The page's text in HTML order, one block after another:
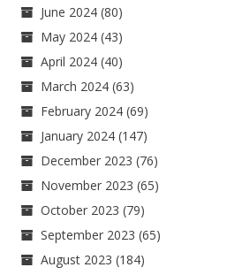
June 2024 (80)
May 2024 (43)
April 2024 (40)
March 2024 (63)
February 2024 (69)
January 2024 (147)
December 2023 (76)
November 2023 (65)
October 2023 (79)
September 2023 (65)
August 2023 (184)